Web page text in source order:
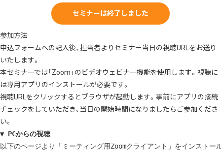
セミナーは終了しました
参加方法
申込フォームへの記入後、担当者よりセミナー当日の視聴URLをお送り
いたします。
本セミナーでは「Zoom」のビデオウェビナー機能を使用します。視聴に
は専用アプリのインストールが必要です。
視聴URLをクリックするとブラウザが起動します。事前にアプリの接続
チェックをしていただき、当日の開始時間になりましたらご参加くださ
い。
▼ PCからの視聴
以下のページより「ミーティング用Zoomクライアント」をインストー